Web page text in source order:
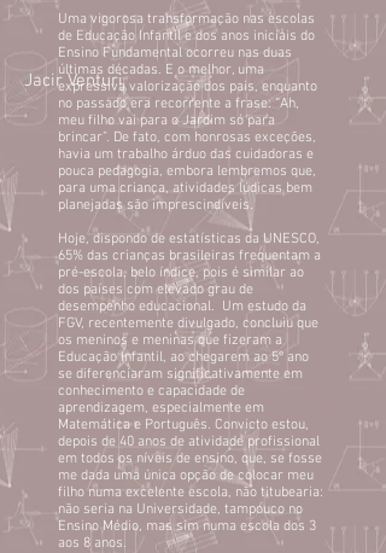
Uma vigorosa transformação nas escolas
de Educação Infantil e dos anos iniciais do
Ensino Fundamental ocorreu nas duas
últimas décadas. E o melhor, uma
expressiva valorização dos pais, enquanto
no passado era recorrente a frase: “Ah,
meu filho vai para o Jardim só para
brincar”. De fato, com honrosas exceções,
havia um trabalho árduo das cuidadoras e
pouca pedagogia, embora lembremos que,
para uma criança, atividades lúdicas bem
planejadas são imprescindíveis.
Hoje, dispondo de estatísticas da UNESCO,
65% das crianças brasileiras frequentam a
pré-escola, belo índice, pois é similar ao
dos países com elevado grau de
desempenho educacional. Um estudo da
FGV, recentemente divulgado, concluiu que
os meninos e meninas que fizeram a
Educação Infantil, ao chegarem ao 5º ano
se diferenciaram significativamente em
conhecimento e capacidade de
aprendizagem, especialmente em
Matemática e Português. Convicto estou,
depois de 40 anos de atividade profissional
em todos os níveis de ensino, que, se fosse
me dada uma única opção de colocar meu
filho numa excelente escola, não titubearia:
não seria na Universidade, tampouco no
Ensino Médio, mas sim numa escola dos 3
aos 8 anos.
Jacir Venturi